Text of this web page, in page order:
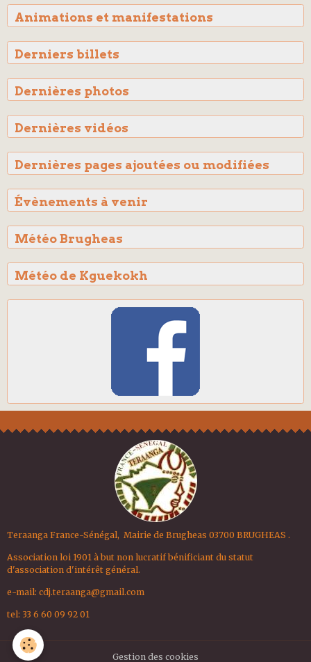
Animations et manifestations
Derniers billets
Dernières photos
Dernières vidéos
Dernières pages ajoutées ou modifiées
Évènements à venir
Météo Brugheas
Météo de Kguekokh
Teraanga France-Sénégal, Mairie de Brugheas 03700 BRUGHEAS .
Association loi 1901 à but non lucratif bénificiant du statut
d'association d'intérêt général.
e-mail: cdj.teraanga@gmail.com
tel: 33 6 60 09 92 01
Gestion des cookies